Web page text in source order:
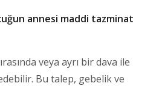
annesi maddi tazminat
veya ayrı bir dava ile
Bu talep, gebelik ve